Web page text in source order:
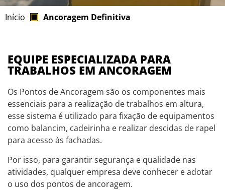
Início Ancoragem Definitiva
EQUIPE ESPECIALIZADA PARA
TRABALHOS EM ANCORAGEM
Os Pontos de Ancoragem são os componentes mais
essenciais para a realização de trabalhos em altura,
esse sistema é utilizado para fixação de equipamentos
como balancim, cadeirinha e realizar descidas de rapel
para acesso às fachadas.
Por isso, para garantir segurança e qualidade nas
atividades, qualquer empresa deve conhecer e adotar
o uso dos pontos de ancoragem.